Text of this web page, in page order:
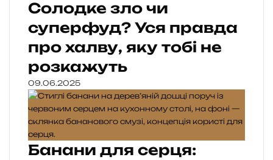
Солодке зло чи
суперфуд? Уся правда
про халву, яку тобі не
розкажуть
09.06.2025
Банани для серця: